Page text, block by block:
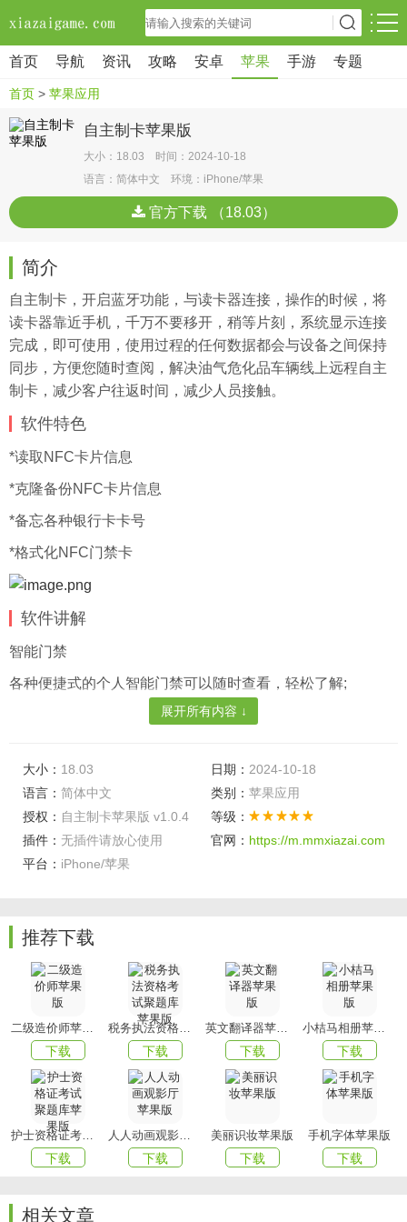
首页 导航 资讯 攻略 安卓 苹果 手游 专题
首页 > 苹果应用
自主制卡苹果版
大小：18.03 时间：2024-10-18
语言：简体中文 环境：iPhone/苹果
官方下载 （18.03）
简介
自主制卡，开启蓝牙功能，与读卡器连接，操作的时候，将
读卡器靠近手机，千万不要移开，稍等片刻，系统显示连接
完成，即可使用，使用过程的任何数据都会与设备之间保持
同步，方便您随时查阅，解决油气危化品车辆线上远程自主
制卡，减少客户往返时间，减少人员接触。
软件特色
*读取NFC卡片信息
*克隆备份NFC卡片信息
*备忘各种银行卡卡号
*格式化NFC门禁卡
软件讲解
智能门禁
各种便捷式的个人智能门禁可以随时查看，轻松了解;
我的钥匙
自己个人的钥匙即可绑定于备用NFC门禁卡app，便于随时
使用。
软件说明
情;
读取模拟;
可以随时编辑读取写入的卡片信息，自定义卡片名称，方便
切换使用。
用于解决油气危化品车辆线上远程自主制卡，
减少客户往返时间，减少人员接触，打通炼化企业线上流
程。
以上就是xiazai小编今天为大家带来的自主制卡苹果版，想要
下载更多APP就来
xiazaigame吧!
展开所有内容 ↓
大小： 18.03 日期： 2024-10-18
语言： 简体中文 类别： 苹果应用
授权： 自主制卡苹果版 v1.0.4
等级：
插件： 无插件请放心使用 官网： https://m.mmxiazai.com
平台： iPhone/苹果
推荐下载
二级造价师苹果版
下载
税务执法资格考试聚题库苹果版
下载
英文翻译器苹果版
下载
小桔马相册苹果版
下载
护士资格证考试聚题库苹果版
下载
人人动画观影厅苹果版
下载
美丽识妆苹果版
下载
手机字体苹果版
下载
相关文章